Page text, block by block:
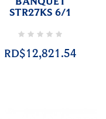
STR27KS 6/1
RD$12,821.54